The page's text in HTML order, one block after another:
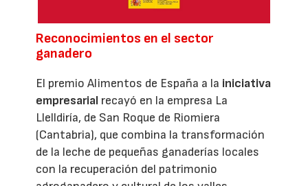
Reconocimientos en el sector
ganadero
El premio Alimentos de España a la iniciativa
empresarial recayó en la empresa La
Llelldiría, de San Roque de Riomiera
(Cantabria), que combina la transformación
de la leche de pequeñas ganaderías locales
con la recuperación del patrimonio